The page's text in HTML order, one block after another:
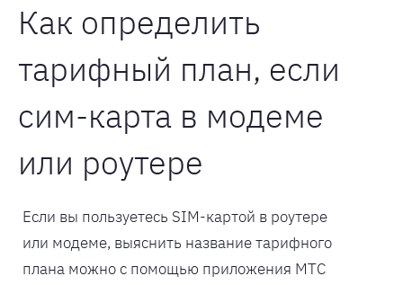
Как определить
тарифный план, если
сим-карта в модеме
или роутере
Если вы пользуетесь SIM-картой в роутере
или модеме, выяснить название тарифного
плана можно с помощью приложения МТС